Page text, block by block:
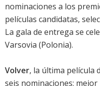
nominaciones a los
películas candidatas,
La gala de entrega se
Varsovia (Polonia).
Volver, la última película
seis nominaciones: